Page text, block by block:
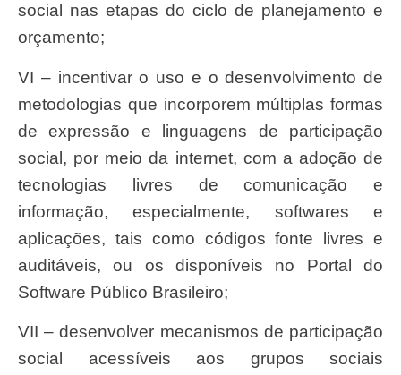
social nas etapas do ciclo de planejamento e
orçamento;
VI – incentivar o uso e o desenvolvimento de
metodologias que incorporem múltiplas formas
de expressão e linguagens de participação
social, por meio da internet, com a adoção de
tecnologias livres de comunicação e
informação, especialmente, softwares e
aplicações, tais como códigos fonte livres e
auditáveis, ou os disponíveis no Portal do
Software Público Brasileiro;
VII – desenvolver mecanismos de participação
social acessíveis aos grupos sociais